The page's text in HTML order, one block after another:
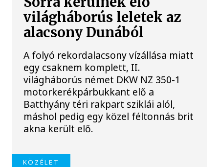
világháborús leletek az
alacsony Dunából
A folyó rekordalacsony vízállása miatt
egy csaknem komplett, II.
világháborús német DKW NZ 350-1
motorkerékpárbukkant elő a
Batthyány téri rakpart sziklái alól,
máshol pedig egy közel féltonnás brit
akna került elő.
KÖZÉLET